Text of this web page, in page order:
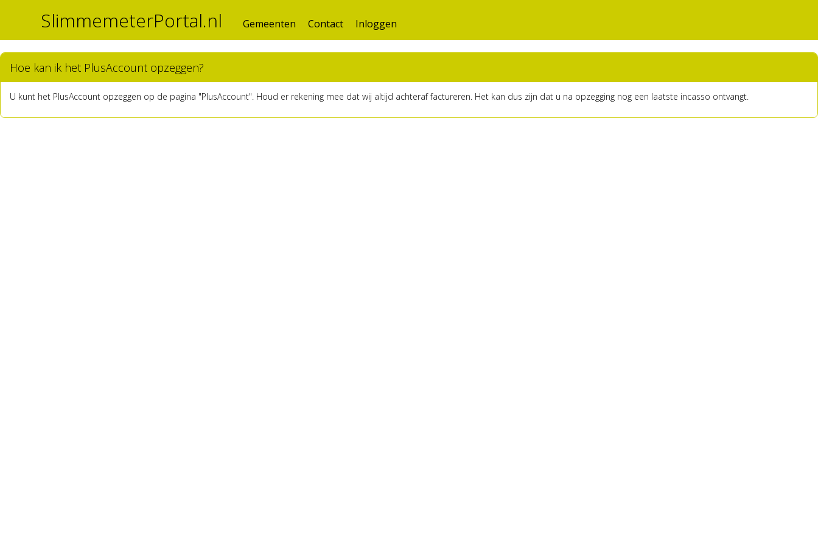
SlimmemeterPortal.nl Gemeenten Contact Inloggen
Hoe kan ik het PlusAccount opzeggen?
U kunt het PlusAccount opzeggen op de pagina "PlusAccount". Houd er rekening mee dat wij altijd achteraf factureren. Het kan dus zijn dat u na opzegging nog een laatste incasso ontvangt.